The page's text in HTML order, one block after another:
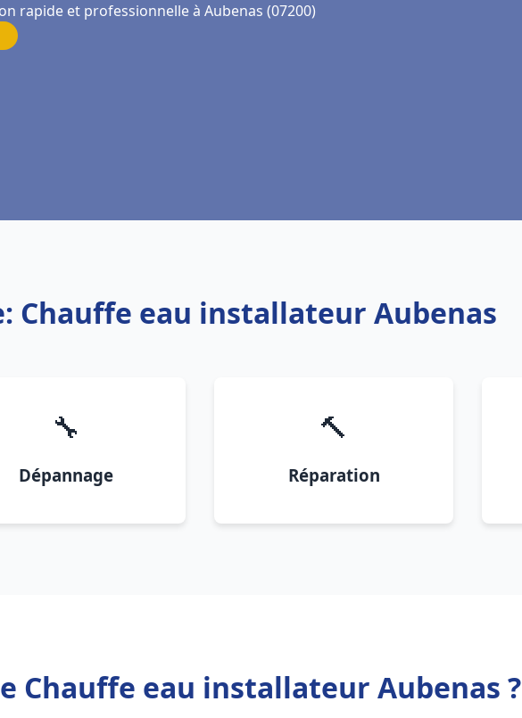
rapide et professionnelle à Aubenas (07200)
Chauffe eau installateur Aubenas
🔧
Dépannage
🔨
Réparation
Chauffe eau installateur Aubenas ?